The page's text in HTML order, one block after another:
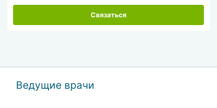
Связаться
Ведущие врачи